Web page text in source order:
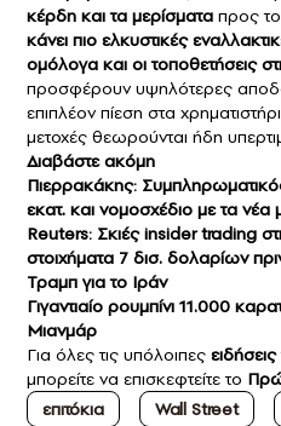
κέρδη και τα μερίσματα προς
κάνει πιο ελκυστικές
ομόλογα και οι τοποθετήσεις
προσφέρουν υψηλότερες
επιπλέον πίεση στα
μετοχές θεωρούνται ήδη
Διαβάστε ακόμη
Πιερρακάκης:
εκατ. και νομοσχέδιο με τα νέα
Reuters: Σκιές insider trading
στοιχήματα 7 δισ. δολαρίων
Τραμπ για το Ιράν
Γιγαντιαίο ρουμπίνι 11.000
Μιανμάρ
Για όλες τις υπόλοιπες ειδήσεις
μπορείτε να επισκεφτείτε το
επιτόκια
Wall Street